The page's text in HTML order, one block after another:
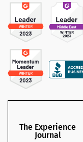
The Experience
Journal